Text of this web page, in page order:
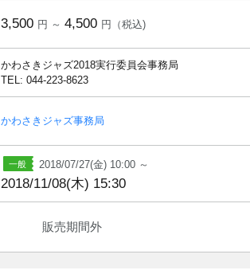
3,500 円 ～ 4,500 円（税込)
かわさきジャズ2018実行委員会事務局
TEL: 044-223-8623
かわさきジャズ事務局
2018/07/27(金) 10:00 ～
2018/11/08(木) 15:30
販売期間外